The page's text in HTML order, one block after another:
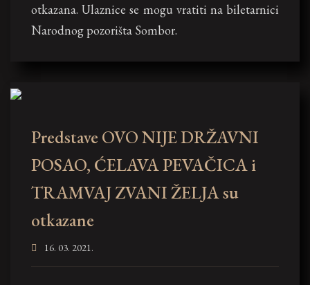
otkazana. Ulaznice se mogu vratiti na biletarnici
Narodnog pozorišta Sombor.
Predstave OVO NIJE DRŽAVNI
POSAO, ĆELAVA PEVAČICA i
TRAMVAJ ZVANI ŽELJA su
otkazane
16. 03. 2021.